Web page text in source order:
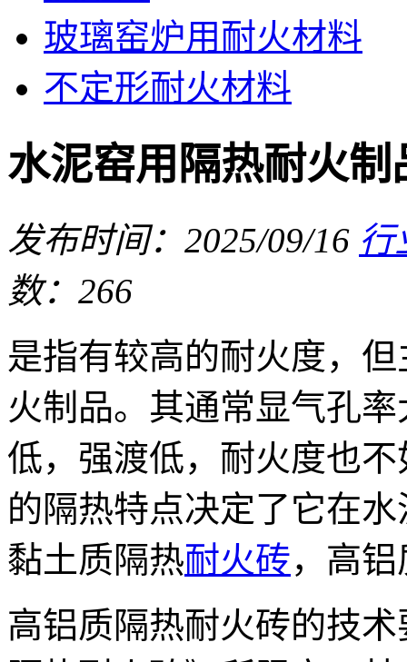
玻璃窑炉用耐火材料
不定形耐火材料
水泥窑用隔热耐火制
发布时间：2025/09/16 行
数：266
是指有较高的耐火度，
火制品。其通常显气孔
低，强渡低，耐火度也
的隔热特点决定了它在
黏土质隔热耐火砖，高
高铝质隔热耐火砖的技